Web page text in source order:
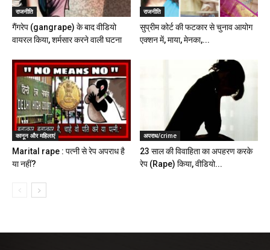
राजनीति
गैंगरेप (gangrape) के बाद वीडियो
वायरल किया, शर्मसार करने वाली घटना
राजनीति
सुप्रीम कोर्ट की फटकार से चुनाव आयोग
एक्शन में, माया, मेनका,...
कानून और महिलाएं
Marital rape : पत्नी से रेप अपराध है
या नहीं?
अपराध/crime
23 साल की विवाहिता का अपहरण करके
रेप (Rape) किया, वीडियो...